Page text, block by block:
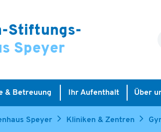
Stiftungs-
Speyer
& Betreuung Ihr Aufenthalt Über
Speyer Kliniken & Zentren